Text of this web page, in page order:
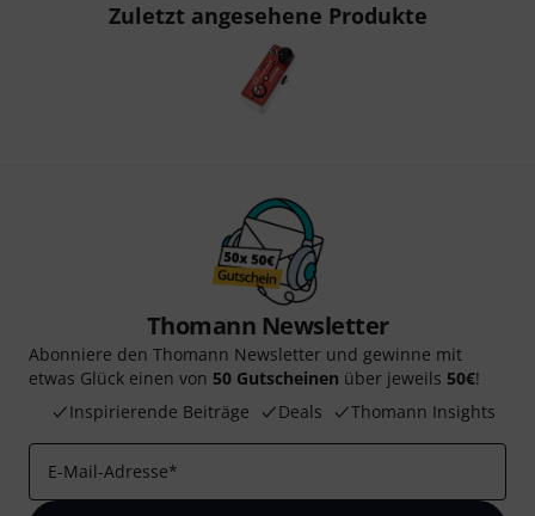
Zuletzt angesehene Produkte
Thomann Newsletter
Abonniere den Thomann Newsletter und gewinne mit
etwas Glück einen von 50 Gutscheinen über jeweils 50€!
Inspirierende Beiträge
Deals Thomann Insights
E-Mail-Adresse*